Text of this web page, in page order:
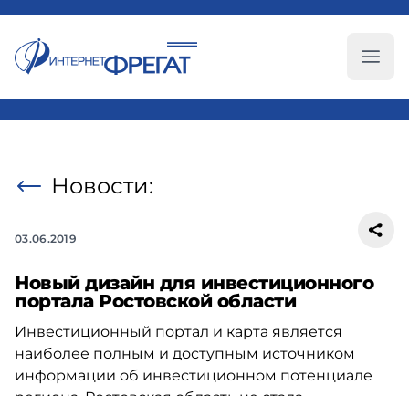
Новости:
03.06.2019
Новый дизайн для инвестиционного
портала Ростовской области
Инвестиционный портал и карта является
наиболее полным и доступным источником
информации об инвестиционном потенциале